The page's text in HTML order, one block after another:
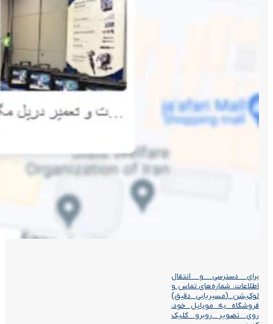
برای دسترسی و انتقال
اطلاعات، شماره‌های تماس و
لوکیشن (مسیریابی دقیق)
فروشگاه به موبایل خود،
روی تصویر روبرو کلیک